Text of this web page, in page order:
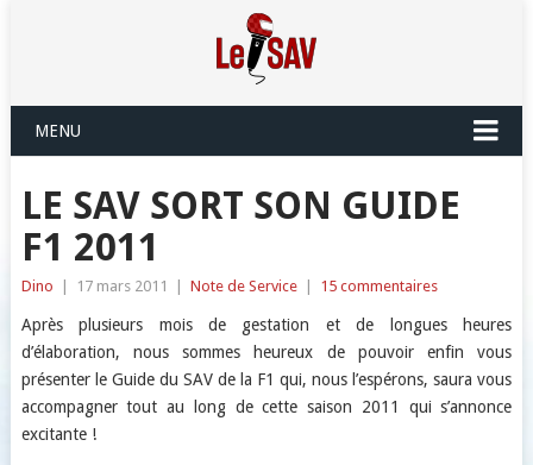
MENU
LE SAV SORT SON GUIDE
F1 2011
Dino 17 mars 2011 Note de Service 15 commentaires
Après plusieurs mois de gestation et de longues heures
d’élaboration, nous sommes heureux de pouvoir enfin vous
présenter le Guide du SAV de la F1 qui, nous l’espérons, saura vous
accompagner tout au long de cette saison 2011 qui s’annonce
excitante !